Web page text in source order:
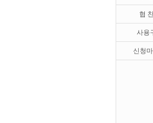
협
사용
신청